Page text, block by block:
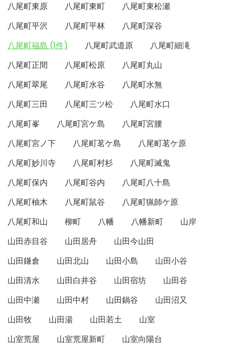
八尾町東原
八尾町東町
八尾町東松瀬
八尾町平沢
八尾町平林
八尾町深谷
八尾町福島 (1件)
八尾町武道原
八尾町細滝
八尾町正間
八尾町松原
八尾町丸山
八尾町翠尾
八尾町水谷
八尾町水無
八尾町三田
八尾町三ツ松
八尾町水口
八尾町峯
八尾町宮ケ島
八尾町宮腰
八尾町宮ノ下
八尾町茗ケ島
八尾町茗ケ原
八尾町妙川寺
八尾町村杉
八尾町滅鬼
八尾町保内
八尾町谷内
八尾町八十島
八尾町柚木
八尾町鼠谷
八尾町猟師ケ原
八尾町和山
柳町 八幡 八幡新町
山岸
山田赤目谷
山田居舟
山田今山田
山田鎌倉
山田北山 山田小島
山田小谷
山田清水
山田白井谷 山田宿坊
山田谷
山田中瀬
山田中村 山田鍋谷
山田沼又
山田牧
山田湯 山田若土
山室
山室荒屋
山室荒屋新町
山室向陽台